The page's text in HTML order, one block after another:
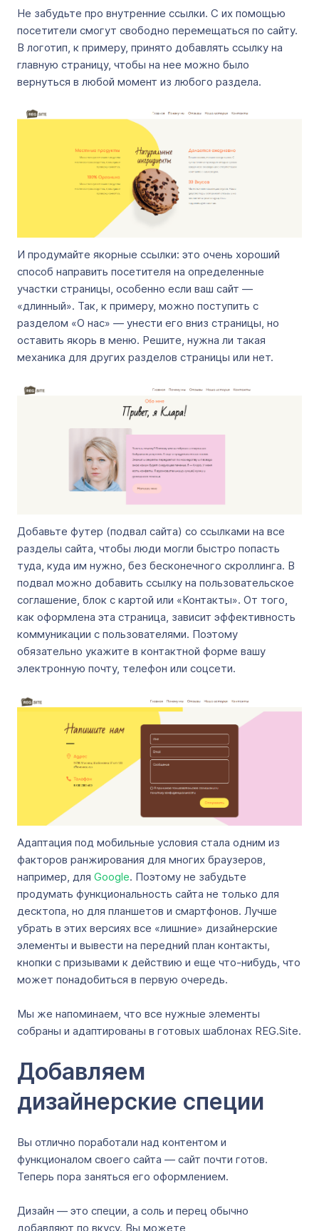
Не забудьте про внутренние ссылки. С их помощью
посетители смогут свободно перемещаться по сайту.
В логотип, к примеру, принято добавлять ссылку на
главную страницу, чтобы на нее можно было
вернуться в любой момент из любого раздела.
И продумайте якорные ссылки: это очень хороший
способ направить посетителя на определенные
участки страницы, особенно если ваш сайт —
«длинный». Так, к примеру, можно поступить с
разделом «О нас» — унести его вниз страницы, но
оставить якорь в меню. Решите, нужна ли такая
механика для других разделов страницы или нет.
Добавьте футер (подвал сайта) со ссылками на все
разделы сайта, чтобы люди могли быстро попасть
туда, куда им нужно, без бесконечного скроллинга. В
подвал можно добавить ссылку на пользовательское
соглашение, блок с картой или «Контакты». От того,
как оформлена эта страница, зависит эффективность
коммуникации с пользователями. Поэтому
обязательно укажите в контактной форме вашу
электронную почту, телефон или соцсети.
Адаптация под мобильные условия стала одним из
факторов ранжирования для многих браузеров,
например, для Google. Поэтому не забудьте
продумать функциональность сайта не только для
десктопа, но для планшетов и смартфонов. Лучше
убрать в этих версиях все «лишние» дизайнерские
элементы и вывести на передний план контакты,
кнопки с призывами к действию и еще что-нибудь, что
может понадобиться в первую очередь.
Мы же напоминаем, что все нужные элементы
собраны и адаптированы в готовых шаблонах REG.Site.
Добавляем
дизайнерские специи
Вы отлично поработали над контентом и
функционалом своего сайта — сайт почти готов.
Теперь пора заняться его оформлением.
Дизайн — это специи, а соль и перец обычно
добавляют по вкусу. Вы можете